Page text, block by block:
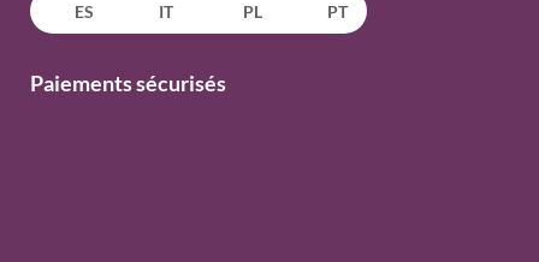
ES IT PL PT
Paiements sécurisés